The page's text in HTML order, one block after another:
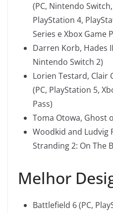
(PC, Nintendo
PlayStation 4,
Series e Xbox Game
Darren Korb, Hades
Nintendo Switch 2)
Lorien Testard, Clair
(PC, PlayStation 5,
Pass)
Toma Otowa, Ghost
Woodkid and Ludvig
Stranding 2: On The
Melhor
Battlefield 6 (PC,